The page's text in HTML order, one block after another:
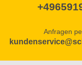
Anfragen